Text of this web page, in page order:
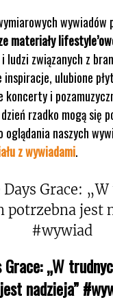
materiały
ludzi związanych z
ulubione
koncerty i
rzadko mogą się
oglądania naszych
z wywiadami.
Grace: „W
nadzieja”